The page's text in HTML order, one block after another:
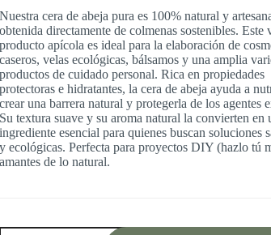
original
era:
12,00 €.
es:
10,00 €.
Nuestra cera de abeja pura es 100% natural y
obtenida directamente de colmenas sostenibles. Este
producto apícola es ideal para la elaboración de
caseros, velas ecológicas, bálsamos y una amplia
productos de cuidado personal. Rica en propiedades
protectoras e hidratantes, la cera de abeja ayuda a
crear una barrera natural y protegerla de los agentes
Su textura suave y su aroma natural la convierten en
ingrediente esencial para quienes buscan soluciones
y ecológicas. Perfecta para proyectos DIY (hazlo tú
amantes de lo natural.